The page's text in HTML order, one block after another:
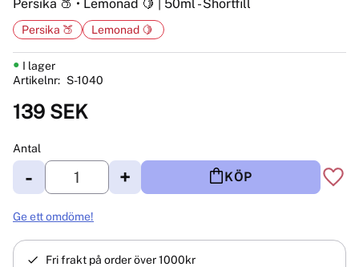
Persika 🍑 • Lemonad 🍋 ​| 50ml - Shortfill
139 SEK
Antal
+
- KÖP
I lager
Artikelnr
S-1040
Persika 🍑 Lemonad 🍋 ​
Ge ett omdöme!
Fri frakt på order över 1000kr